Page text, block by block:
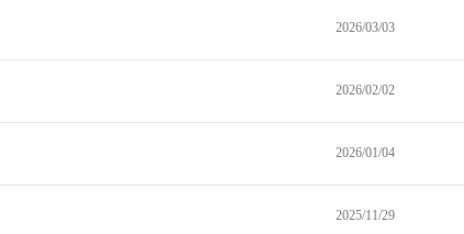
2026/03/03
2026/02/02
2026/01/04
2025/11/29